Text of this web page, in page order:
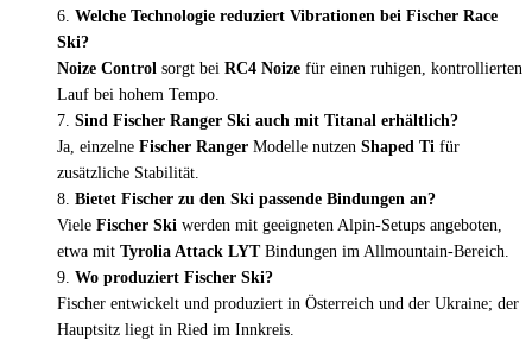
Welche Technologie reduziert Vibrationen bei Fischer Race
Ski?
Noize Control sorgt bei RC4 Noize für einen ruhigen, kontrollierten
Lauf bei hohem Tempo.
Sind Fischer Ranger Ski auch mit Titanal erhältlich?
Ja, einzelne Fischer Ranger Modelle nutzen Shaped Ti für
zusätzliche Stabilität.
Bietet Fischer zu den Ski passende Bindungen an?
Viele Fischer Ski werden mit geeigneten Alpin-Setups angeboten,
etwa mit Tyrolia Attack LYTBindungen im Allmountain-Bereich.
Wo produziert Fischer Ski?
Fischer entwickelt und produziert in Österreich und der Ukraine; der
Hauptsitz liegt in Ried im Innkreis.